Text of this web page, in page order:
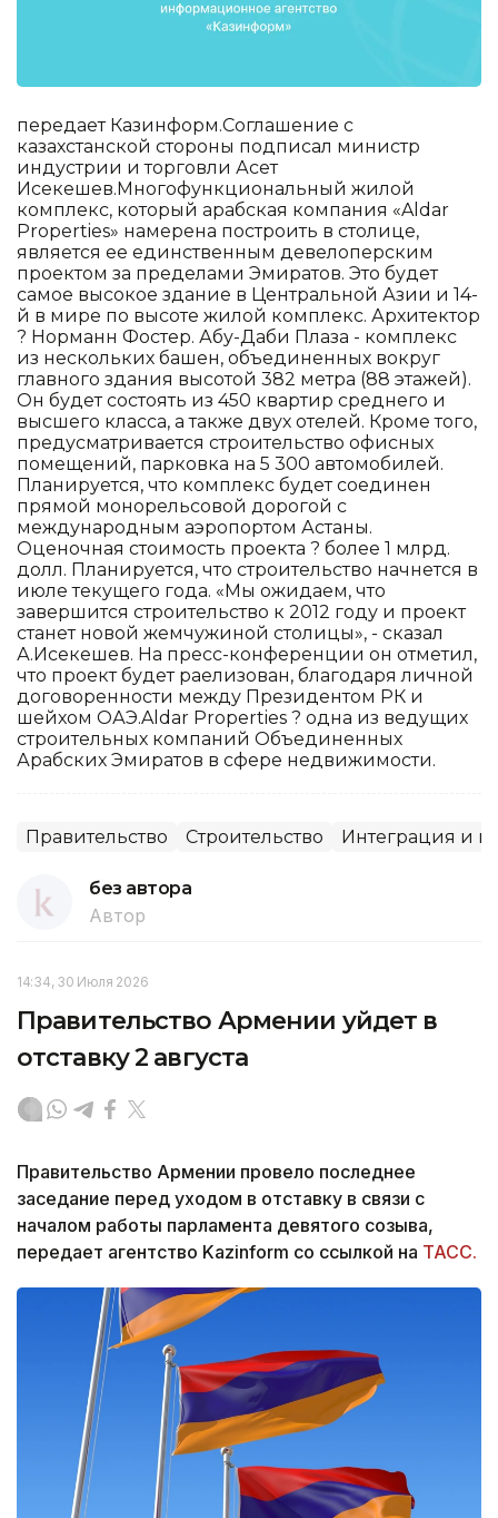
передает Казинформ.Соглашение с
казахстанской стороны подписал министр
индустрии и торговли Асет
Исекешев.Многофункциональный жилой
комплекс, который арабская компания «Aldar
Properties» намерена построить в столице,
является ее единственным девелоперским
проектом за пределами Эмиратов. Это будет
самое высокое здание в Центральной Азии и 14-
й в мире по высоте жилой комплекс. Архитектор
? Норманн Фостер. Абу-Даби Плаза - комплекс
из нескольких башен, объединенных вокруг
главного здания высотой 382 метра (88 этажей).
Он будет состоять из 450 квартир среднего и
высшего класса, а также двух отелей. Кроме того,
предусматривается строительство офисных
помещений, парковка на 5 300 автомобилей.
Планируется, что комплекс будет соединен
прямой монорельсовой дорогой с
международным аэропортом Астаны.
Оценочная стоимость проекта ? более 1 млрд.
долл. Планируется, что строительство начнется в
июле текущего года. «Мы ожидаем, что
завершится строительство к 2012 году и проект
станет новой жемчужиной столицы», - сказал
А.Исекешев. На пресс-конференции он отметил,
что проект будет раелизован, благодаря личной
договоренности между Президентом РК и
шейхом ОАЭ.Aldar Properties ? одна из ведущих
строительных компаний Объединенных
Арабских Эмиратов в сфере недвижимости.
Правительство Строительство Интеграция и
без автора
Автор
14:34, 30 Июля 2026
Правительство Армении уйдет в
отставку 2 августа
Правительство Армении провело последнее
заседание перед уходом в отставку в связи с
началом работы парламента девятого созыва,
передает агентство Kazinform со ссылкой на ТАСС.